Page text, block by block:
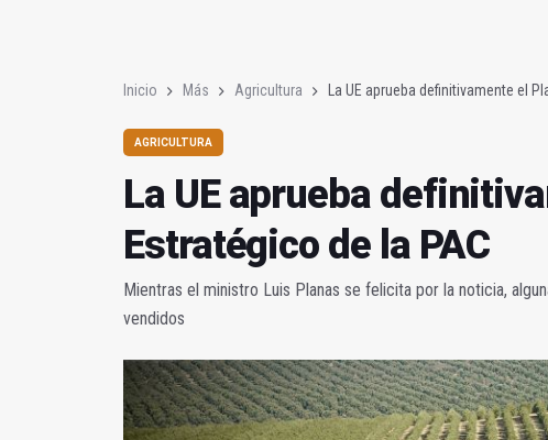
Inicio Más Agricultura La UE aprueba definitivamente el
AGRICULTURA
La UE aprueba
Estratégico de la PAC
Mientras el ministro Luis Planas se felicita por la noticia,
vendidos